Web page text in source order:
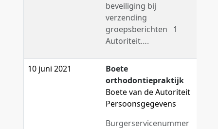
beveiliging bij
verzending
groepsberichten 1
Autoriteit….
10 juni 2021
Boete
orthodontiepraktijk
Boete van de Autoriteit
Persoonsgegevens
Burgerservicenummer